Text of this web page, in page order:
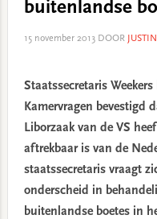
buitenlandse
15 november 2013DOOR
Staatssecretaris
Kamervragen bevestigd
Liborzaak van de VS
aftrekbaar is van de
staatssecretaris vraagt
onderscheid in
buitenlandse boetes in